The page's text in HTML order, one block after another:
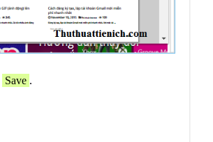
Save .